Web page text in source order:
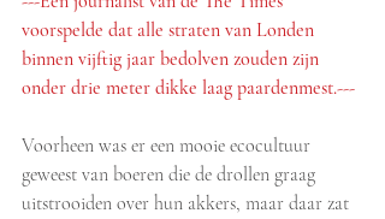
voorspelde dat alle straten van Londen
binnen vijftig jaar bedolven zouden zijn
onder drie meter dikke laag paardenmest.---
Voorheen was er een mooie ecocultuur
geweest van boeren die de drollen graag
uitstrooiden over hun akkers, maar daar zat